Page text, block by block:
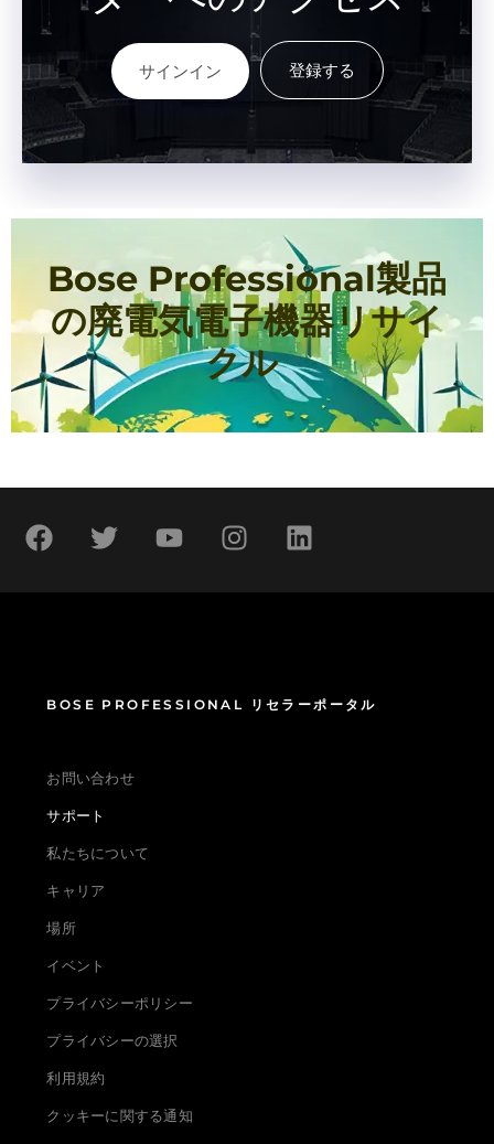
サインイン 登録する
Bose Professional製品
の廃電気電子機器リサイ
クル
BOSE PROFESSIONAL リセラーポータル
お問い合わせ
サポート
私たちについて
キャリア
場所
イベント
プライバシーポリシー
プライバシーの選択
利用規約
クッキーに関する通知